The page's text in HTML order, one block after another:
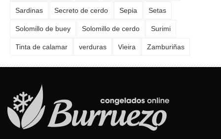
Sardinas Secreto de cerdo Sepia Setas
Solomillo de buey Solomillo de cerdo Surimi
Tinta de calamar verduras Vieira Zamburiñas